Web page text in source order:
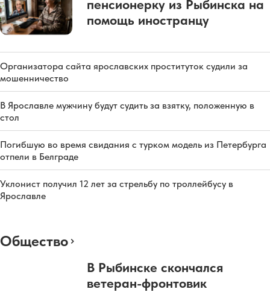
пенсионерку из Рыбинска на
помощь иностранцу
Организатора сайта ярославских проституток судили за
мошенничество
В Ярославле мужчину будут судить за взятку, положенную в
стол
Погибшую во время свидания с турком модель из Петербурга
отпели в Белграде
Уклонист получил 12 лет за стрельбу по троллейбусу в
Ярославле
Общество
В Рыбинске скончался
ветеран-фронтовик